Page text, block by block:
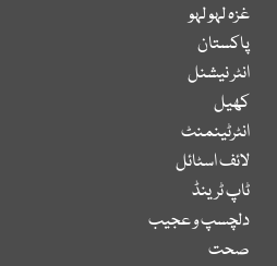
غزہ لہو لہو
پاکستان
انٹر نیشنل
کھیل
انٹرٹینمنٹ
لائف اسٹائل
ٹاپ ٹرینڈ
دلچسپ و عجیب
صحت